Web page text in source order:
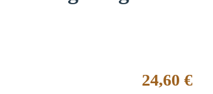
Regulärer Preis:
24,60 €